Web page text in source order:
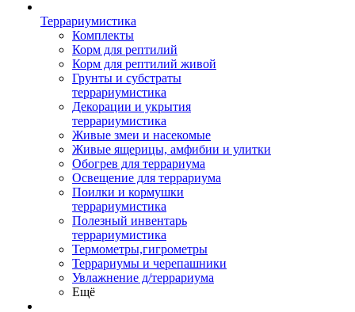
Террариумистика
Комплекты
Корм для рептилий
Корм для рептилий живой
Грунты и субстраты
террариумистика
Декорации и укрытия
террариумистика
Живые змеи и насекомые
Живые ящерицы, амфибии и улитки
Обогрев для террариума
Освещение для террариума
Поилки и кормушки
террариумистика
Полезный инвентарь
террариумистика
Термометры,гигрометры
Террариумы и черепашники
Увлажнение д/террариума
Ещё